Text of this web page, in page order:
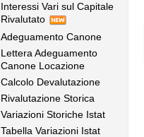
Interessi Vari sul Capitale
Rivalutato
Adeguamento Canone
Lettera Adeguamento
Canone Locazione
Calcolo Devalutazione
Rivalutazione Storica
Variazioni Storiche Istat
Tabella Variazioni Istat